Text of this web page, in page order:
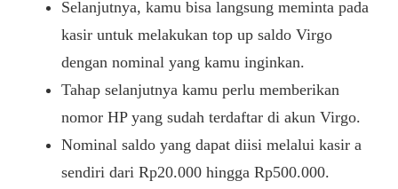
Selanjutnya, kamu bisa langsung meminta pada
kasir untuk melakukan top up saldo Virgo
dengan nominal yang kamu inginkan.
Tahap selanjutnya kamu perlu memberikan
nomor HP yang sudah terdaftar di akun Virgo.
Nominal saldo yang dapat diisi melalui kasir a
sendiri dari Rp20.000 hingga Rp500.000.